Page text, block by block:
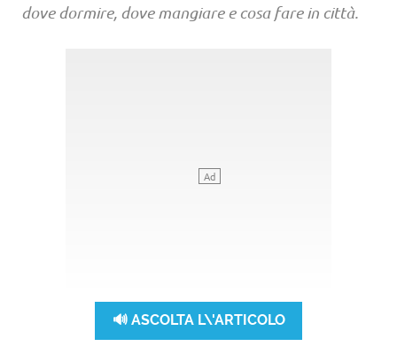
dove dormire, dove mangiare e cosa fare in città.
🔊 ASCOLTA L\'ARTICOLO